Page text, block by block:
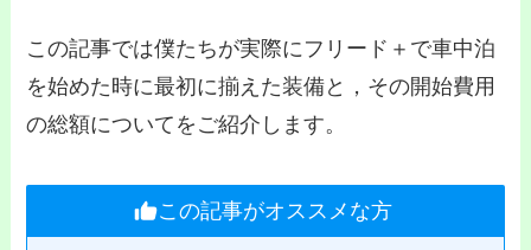
この記事では僕たちが実際にフリード＋で車中泊
を始めた時に最初に揃えた装備と，その開始費用
の総額についてをご紹介します。
この記事がオススメな方